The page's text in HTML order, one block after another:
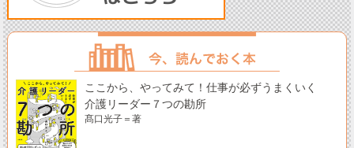
ここから、やってみて！仕事が必ずうまくいく
介護リーダー７つの勘所
髙口光子＝著